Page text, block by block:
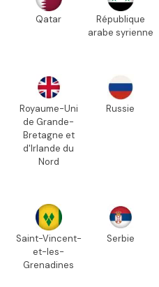
Qatar
République
arabe syrienne
Royaume-Uni
de Grande-
Bretagne et
d'Irlande du
Nord
Russie
Saint-Vincent-
et-les-
Grenadines
Serbie